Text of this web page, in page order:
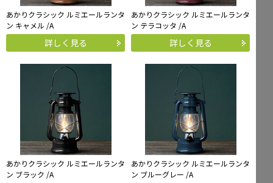
あかりクラシック ルミエールランタ
ン キャメル /A
詳しく見る
あかりクラシック ルミエールランタ
ン テラコッタ /A
詳しく見る
あかりクラシック ルミエールランタ
ン ブラック /A
あかりクラシック ルミエールランタ
ン ブルーグレー /A